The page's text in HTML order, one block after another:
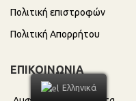
Πολιτική επιστροφών
Πολιτική Απορρήτου
ΕΠΙΚΟΙΝΩΝΙΑ
Ελληνικά